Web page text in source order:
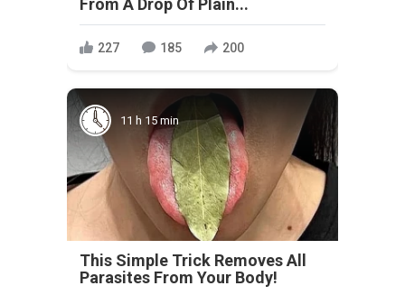
From A Drop Of Plain...
227 185 200
11 h 15 min
This Simple Trick Removes All
Parasites From Your Body!